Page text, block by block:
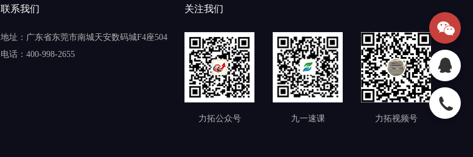
联系我们
地址：广东省东莞市南城天安数码城F4座504
电话：400-998-2655
关注我们
力拓公众号 九一速课 力拓视频号